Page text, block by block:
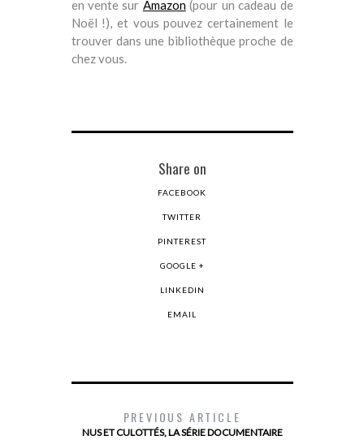
en vente sur Amazon(pour un cadeau de
Noël !), et vous pouvez certainement le
trouver dans une bibliothèque proche de
chez vous.
Share on
FACEBOOK
TWITTER
PINTEREST
GOOGLE +
LINKEDIN
EMAIL
PREVIOUS ARTICLE
NUS ET CULOTTÉS, LA SÉRIE DOCUMENTAIRE